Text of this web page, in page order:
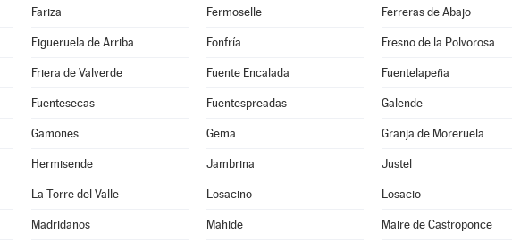
Fariza Fermoselle Ferreras de Abajo
Figueruela de Arriba Fonfría Fresno de la Polvorosa
Friera de Valverde Fuente Encalada Fuentelapeña
Fuentesecas Fuentespreadas Galende
Gamones Gema Granja de Moreruela
Hermisende Jambrina Justel
La Torre del Valle Losacino Losacio
Madridanos Mahide Maire de Castroponce